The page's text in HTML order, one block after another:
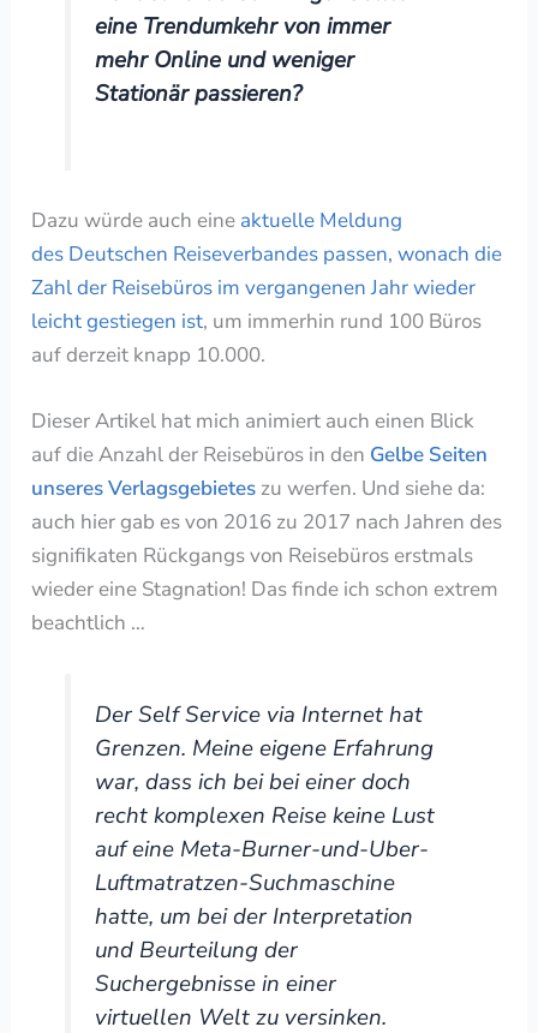
eine Trendumkehr von immer
mehr Online und weniger
Stationär passieren?
Dazu würde auch eine aktuelle Meldung
des Deutschen Reiseverbandes passen, wonach die
Zahl der Reisebüros im vergangenen Jahr wieder
leicht gestiegen ist, um immerhin rund 100 Büros
auf derzeit knapp 10.000.
Dieser Artikel hat mich animiert auch einen Blick
auf die Anzahl der Reisebüros in den Gelbe Seiten
unseres Verlagsgebietes zu werfen. Und siehe da:
auch hier gab es von 2016 zu 2017 nach Jahren des
signifikaten Rückgangs von Reisebüros erstmals
wieder eine Stagnation! Das finde ich schon extrem
beachtlich …
Der Self Service via Internet hat
Grenzen. Meine eigene Erfahrung
war, dass ich bei bei einer doch
recht komplexen Reise keine Lust
auf eine Meta-Burner-und-Uber-
Luftmatratzen-Suchmaschine
hatte, um bei der Interpretation
und Beurteilung der
Suchergebnisse in einer
virtuellen Welt zu versinken.